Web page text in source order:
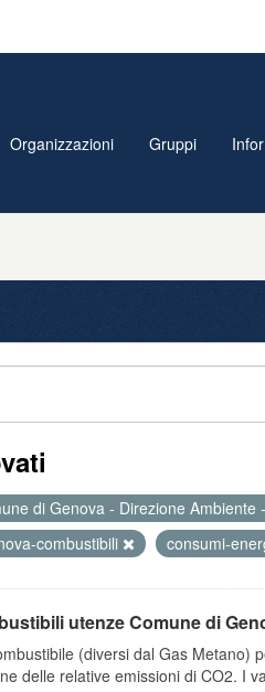
Organizzazioni Gruppi
di Genova - Direzione Ambiente
combustibili
consumi-
utenze Comune di
(diversi dal Gas Metano)
delle relative emissioni di CO2. I